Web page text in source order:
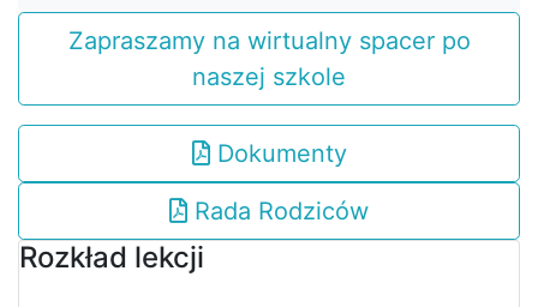
Zapraszamy na wirtualny spacer po
naszej szkole
Dokumenty
Rada Rodziców
Rozkład lekcji